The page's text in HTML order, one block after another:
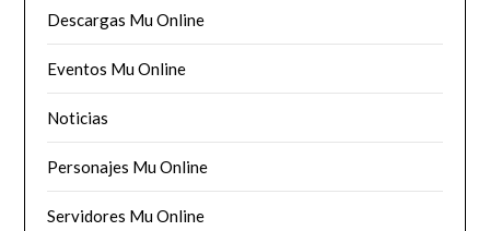
Descargas Mu Online
Eventos Mu Online
Noticias
Personajes Mu Online
Servidores Mu Online